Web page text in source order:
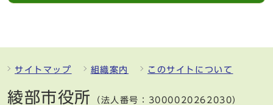
サイトマップ 組織案内 このサイトについて
綾部市役所 （法人番号：3000020262030）